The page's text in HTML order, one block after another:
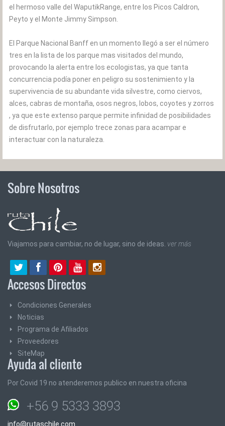
el hermoso valle del WaputikRange, entre los Picos Caldron,
Peyto y el Monte Jimmy Simpson.
El Parque Nacional Banff en un momento llegó a ser el número
tres en la lista de los parque mas visitados del mundo,
provocando la alerta entre los ecologistas, ya que tanta
concurrencia podía poner en peligro su sostenimiento y la
supervivencia de su abundante vida silvestre, como ciervos,
alces, cabras de montaña, osos negros, lobos, coyotes y zorros
, ya que este extenso parque permite infinidad de posibilidades
de disfrutarlo, por ejemplo trece zonas para acampar e
interactuar con la naturaleza.
Sobre Nosotros
Viajamos para cambiar, no de lugar, sino de ideas. ver más
Accesos Directos
Condiciones Generales
Noticias
Programa de Afiliados
Proveedores
SiteMap
Ayuda al cliente
Por Covid 19 no atenderemos publico en nuestra oficina
+56 9 5333 3893
info@rutaschile.com